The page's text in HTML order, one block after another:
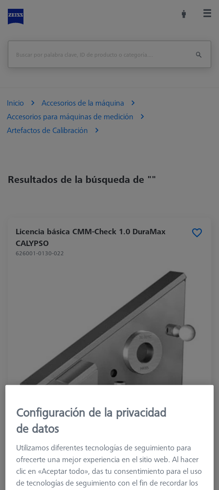
Inicio
Accesorios de la máquina
Accesorios para máquinas de medición
Artefactos de Calibración
Resultados de la búsqueda de ""
Licencia básica CMM-Check 1.0 DuraMax
CALYPSO
626001-0130-022
Application
Check
Machine
DuraMax
Configuración de la privacidad
de datos
Utilizamos diferentes tecnologías de seguimiento para
ofrecerte una mejor experiencia en el sitio web. Al hacer
clic en «Aceptar todo», das tu consentimiento para el uso
de tecnologías de seguimiento con el fin de recordar los